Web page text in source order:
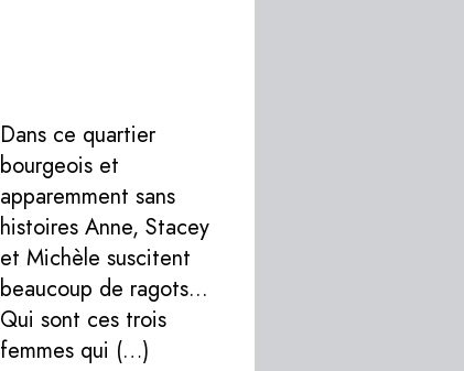
Dans ce quartier
bourgeois et
apparemment sans
histoires Anne, Stacey
et Michèle suscitent
beaucoup de ragots...
Qui sont ces trois
femmes qui (…)